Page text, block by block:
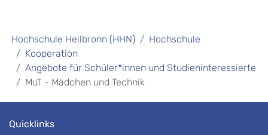
Hochschule Heilbronn (HHN)
Hochschule
Kooperation
Angebote für Schüler*innen und Studieninteressierte
MuT - Mädchen und Technik
Quicklinks